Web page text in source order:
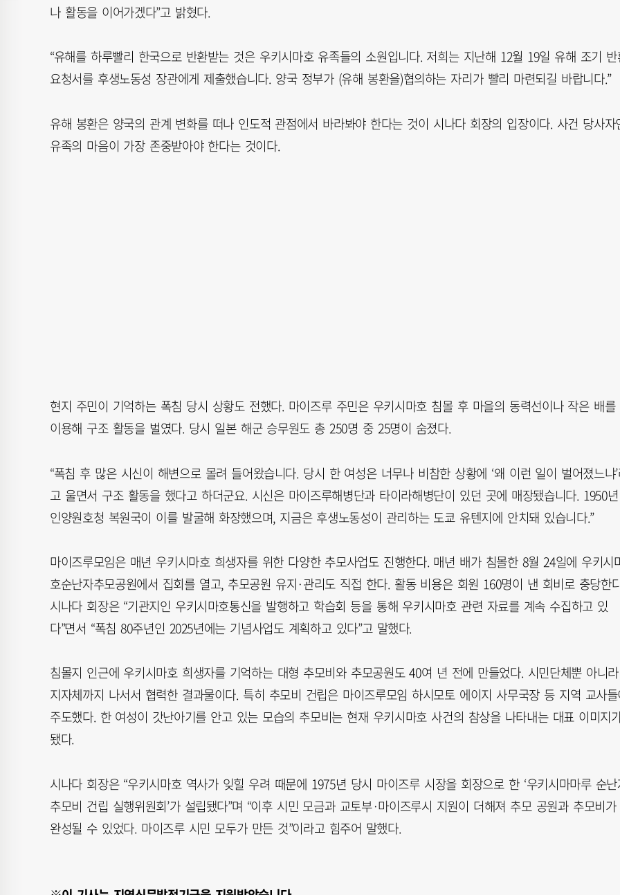
나 활동을 이어가겠다”고 밝혔다.
“유해를 하루빨리 한국으로 반환받는 것은 우키시마호 유족들의 소원입니다. 저희는 지난해 12월 19일 유해 조기
요청서를 후생노동성 장관에게 제출했습니다. 양국 정부가 (유해 봉환을)협의하는 자리가 빨리 마련되길 바랍니다.”
유해 봉환은 양국의 관계 변화를 떠나 인도적 관점에서 바라봐야 한다는 것이 시나다 회장의 입장이다. 사건 당사자
유족의 마음이 가장 존중받아야 한다는 것이다.
현지 주민이 기억하는 폭침 당시 상황도 전했다. 마이즈루 주민은 우키시마호 침몰 후 마을의 동력선이나 작은 배를
이용해 구조 활동을 벌였다. 당시 일본 해군 승무원도 총 250명 중 25명이 숨졌다.
“폭침 후 많은 시신이 해변으로 몰려 들어왔습니다. 당시 한 여성은 너무나 비참한 상황에 ‘왜 이런 일이 벌어졌느냐
고 울면서 구조 활동을 했다고 하더군요. 시신은 마이즈루해병단과 타이라해병단이 있던 곳에 매장됐습니다. 1950년
인양원호청 복원국이 이를 발굴해 화장했으며, 지금은 후생노동성이 관리하는 도쿄 유텐지에 안치돼 있습니다.”
마이즈루모임은 매년 우키시마호 희생자를 위한 다양한 추모사업도 진행한다. 매년 배가 침몰한 8월 24일에 우키시
호순난자추모공원에서 집회를 열고, 추모공원 유지·관리도 직접 한다. 활동 비용은 회원 160명이 낸 회비로 충당한
시나다 회장은 “기관지인 우키시마호통신을 발행하고 학습회 등을 통해 우키시마호 관련 자료를 계속 수집하고 있
다”면서 “폭침 80주년인 2025년에는 기념사업도 계획하고 있다”고 말했다.
침몰지 인근에 우키시마호 희생자를 기억하는 대형 추모비와 추모공원도 40여 년 전에 만들었다. 시민단체뿐 아니라
지자체까지 나서서 협력한 결과물이다. 특히 추모비 건립은 마이즈루모임 하시모토 에이지 사무국장 등 지역 교사들
주도했다. 한 여성이 갓난아기를 안고 있는 모습의 추모비는 현재 우키시마호 사건의 참상을 나타내는 대표 이미지
됐다.
시나다 회장은 “우키시마호 역사가 잊힐 우려 때문에 1975년 당시 마이즈루 시장을 회장으로 한 ‘우키시마마루 순
추모비 건립 실행위원회’가 설립됐다”며 “이후 시민 모금과 교토부·마이즈루시 지원이 더해져 추모 공원과 추모비가
완성될 수 있었다. 마이즈루 시민 모두가 만든 것”이라고 힘주어 말했다.